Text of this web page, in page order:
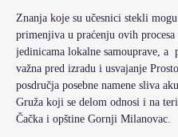
Znanja koje su učesnici stekli
primenjiva u praćenju ovih
jedinicama lokalne samouprave, a
važna pred izradu i usvajanje
posdručja posebne namene sliva
Gruža koji se delom odnosi i na
Čačka i opštine Gornji Milanovac.